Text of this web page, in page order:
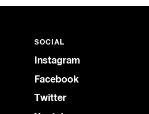
SOCIAL
Instagram
Facebook
Twitter